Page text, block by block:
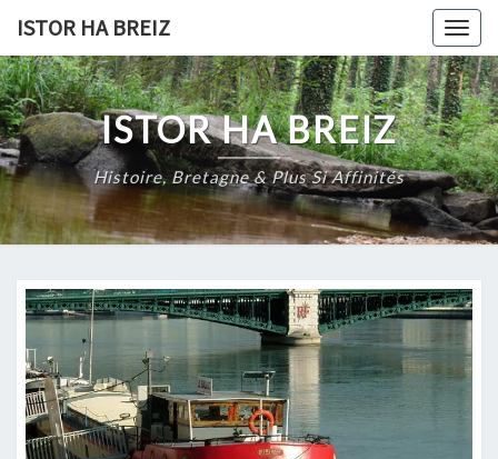
content
ISTOR HA BREIZ
ISTOR HA BREIZ
Histoire, Bretagne & Plus Si Affinités